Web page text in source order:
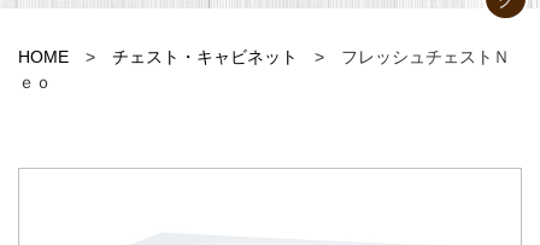
HOME > チェスト・キャビネット
> フレッシュチェストＮ
ｅｏ